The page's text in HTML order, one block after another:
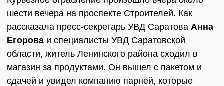
шести вечера на проспекте Строителей. Как
рассказала пресс-секретарь УВД Саратова Анна
Егорова и специалисты УВД Саратовской
области, житель Ленинского района сходил в
магазин за продуктами. Он вышел с пакетом и
сдачей и увидел компанию парней, которые